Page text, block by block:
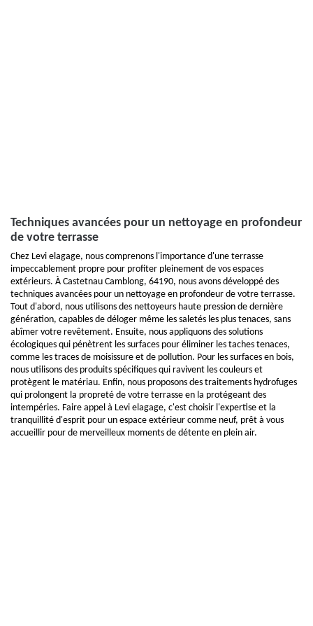
Techniques avancées pour un nettoyage en profondeur
de votre terrasse
Chez Levi elagage, nous comprenons l'importance d'une terrasse
impeccablement propre pour profiter pleinement de vos espaces
extérieurs. À Castetnau Camblong, 64190, nous avons développé des
techniques avancées pour un nettoyage en profondeur de votre terrasse.
Tout d'abord, nous utilisons des nettoyeurs haute pression de dernière
génération, capables de déloger même les saletés les plus tenaces, sans
abîmer votre revêtement. Ensuite, nous appliquons des solutions
écologiques qui pénètrent les surfaces pour éliminer les taches tenaces,
comme les traces de moisissure et de pollution. Pour les surfaces en bois,
nous utilisons des produits spécifiques qui ravivent les couleurs et
protègent le matériau. Enfin, nous proposons des traitements hydrofuges
qui prolongent la propreté de votre terrasse en la protégeant des
intempéries. Faire appel à Levi elagage, c'est choisir l'expertise et la
tranquillité d'esprit pour un espace extérieur comme neuf, prêt à vous
accueillir pour de merveilleux moments de détente en plein air.